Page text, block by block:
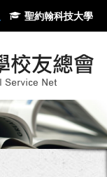
聖約翰科技大學